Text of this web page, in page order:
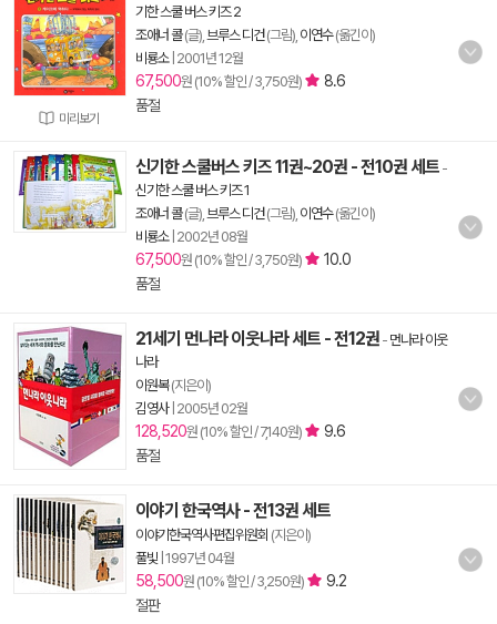
미리보기
기한 스쿨 버스 키즈 2
조애너 콜(글), 브루스 디건(그림), 이연수(옮긴이)
비룡소| 2001년 12월
67,500원 (10% 할인 / 3,750원)
8.6
품절
신기한 스쿨버스 키즈 11권~20권 - 전10권 세트 -
신기한 스쿨 버스 키즈 1
조애너 콜(글), 브루스 디건(그림), 이연수(옮긴이)
비룡소| 2002년 08월
67,500원 (10% 할인 / 3,750원)
10.0
품절
21세기 먼나라 이웃나라 세트 - 전12권 - 먼나라 이웃
나라
이원복(지은이)
김영사| 2005년 02월
128,520원 (10% 할인 / 7,140원)
9.6
품절
이야기 한국역사 - 전13권 세트
이야기한국역사편집위원회 (지은이)
풀빛 1997년 04월
58,500원 (10% 할인 / 3,250원)
9.2
절판